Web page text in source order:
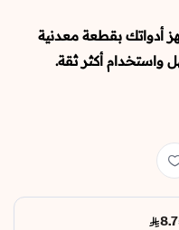
أدواتك بقطعة معدنية
واستخدام أكثر ثقة.